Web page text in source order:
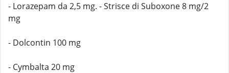
- Lorazepam da 2,5 mg. - Strisce di Suboxone 8 mg/2
mg
- Dolcontin 100 mg
- Cymbalta 20 mg